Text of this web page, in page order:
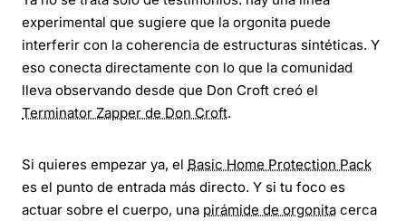
experimental que sugiere que la orgonita puede
interferir con la coherencia de estructuras sintéticas. Y
eso conecta directamente con lo que la comunidad
lleva observando desde que Don Croft creó el
Terminator Zapper de Don Croft.
Si quieres empezar ya, el Basic Home Protection Pack
es el punto de entrada más directo. Y si tu foco es
actuar sobre el cuerpo, una pirámide de orgonita cerca